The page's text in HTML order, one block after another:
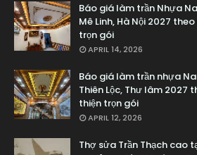
Báo giá làm trần Nhựa
Mê Linh, Hà Nội 2027
trọn gói
APRIL 14, 2026
Báo giá làm trần nhựa
Thiên Lộc, Thư lâm 2027
thiện trọn gói
APRIL 12, 2026
Thợ sửa Trần Thạch cao